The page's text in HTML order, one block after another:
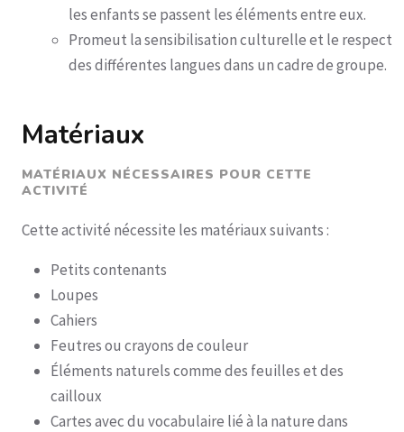
les enfants se passent les éléments entre eux.
Promeut la sensibilisation culturelle et le respect
des différentes langues dans un cadre de groupe.
Matériaux
MATÉRIAUX NÉCESSAIRES POUR CETTE
ACTIVITÉ
Cette activité nécessite les matériaux suivants :
Petits contenants
Loupes
Cahiers
Feutres ou crayons de couleur
Éléments naturels comme des feuilles et des
cailloux
Cartes avec du vocabulaire lié à la nature dans